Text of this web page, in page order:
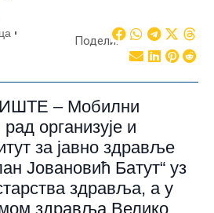
Подели:
– Мобилни
организује и
за јавно здравље
Јовановић Батут“ уз
здравља, а у
здравља Велико